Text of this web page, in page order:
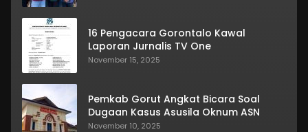
16 Pengacara Gorontalo Kawal
Laporan Jurnalis TV One
November 15, 2025
Pemkab Gorut Angkat Bicara Soal
Dugaan Kasus Asusila Oknum ASN
November 10, 2025